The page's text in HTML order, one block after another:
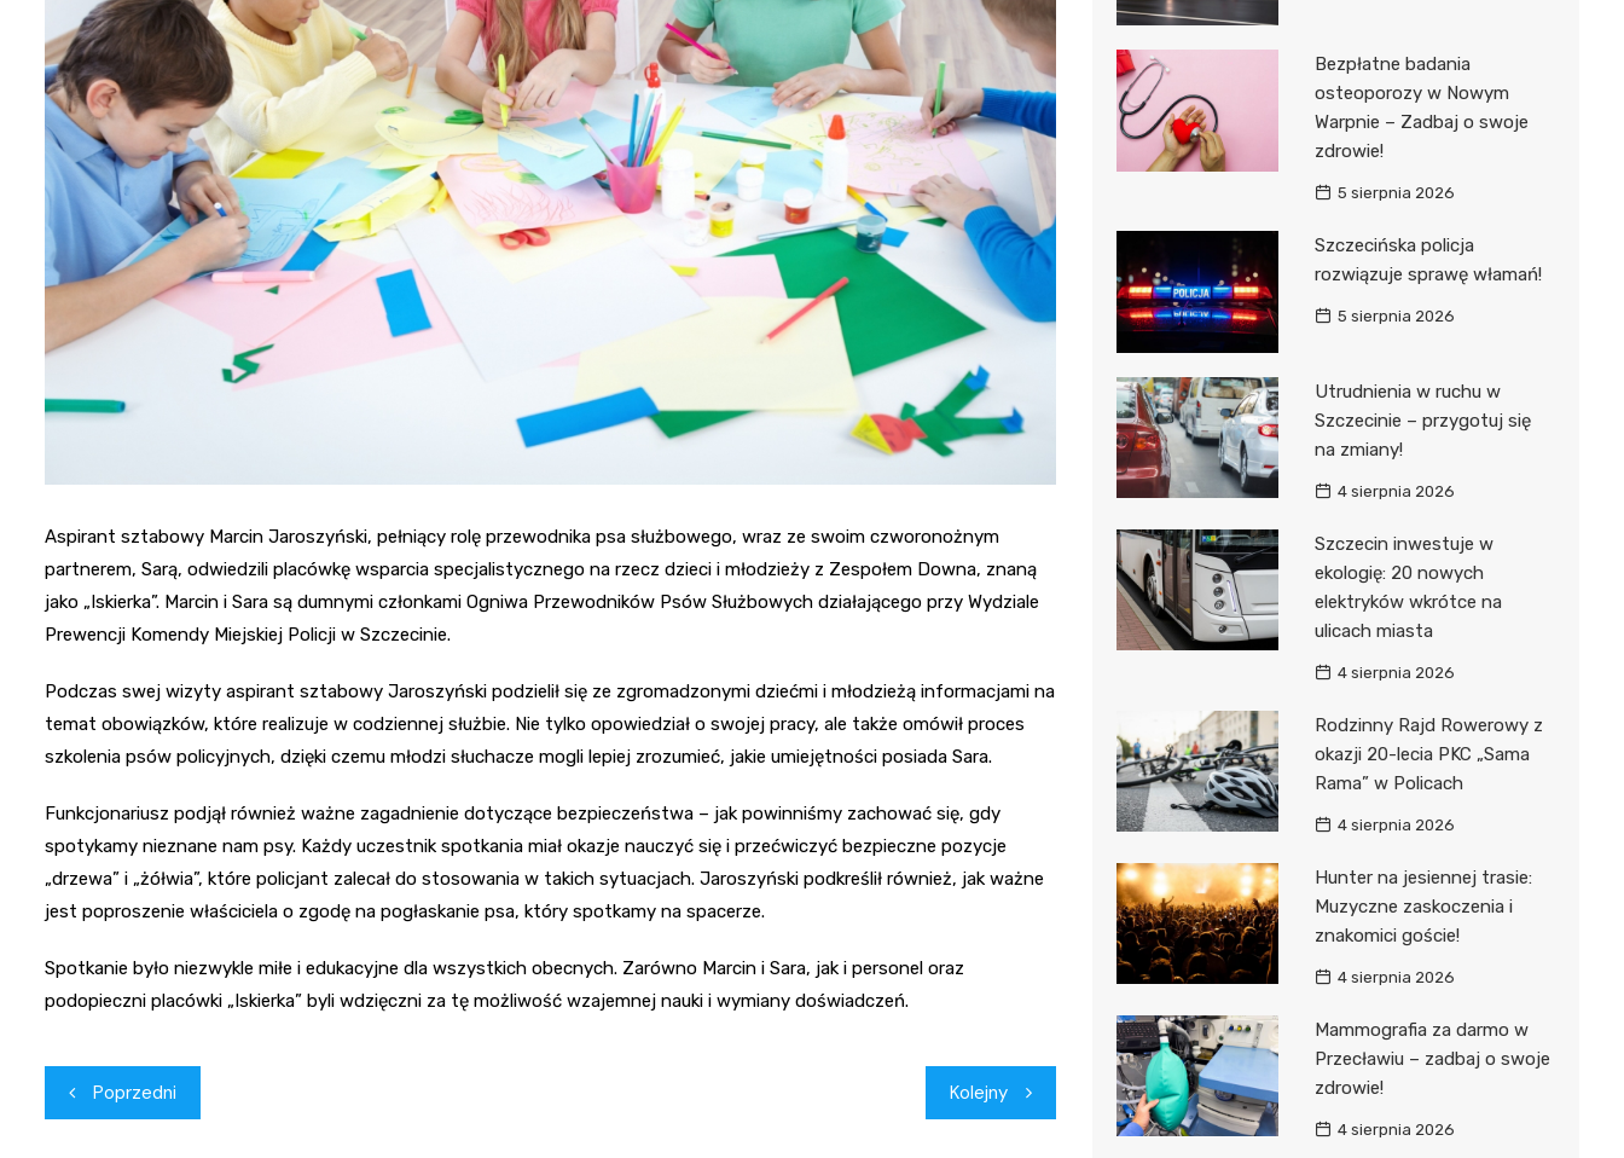
Aspirant sztabowy Marcin Jaroszyński, pełniący rolę przewodnika psa służbowego, wraz ze swoim czworonożnym
partnerem, Sarą, odwiedzili placówkę wsparcia specjalistycznego na rzecz dzieci i młodzieży z Zespołem Downa, znaną
jako „Iskierka”. Marcin i Sara są dumnymi członkami Ogniwa Przewodników Psów Służbowych działającego przy Wydziale
Prewencji Komendy Miejskiej Policji w Szczecinie.
Podczas swej wizyty aspirant sztabowy Jaroszyński podzielił się ze zgromadzonymi dziećmi i młodzieżą informacjami na
temat obowiązków, które realizuje w codziennej służbie. Nie tylko opowiedział o swojej pracy, ale także omówił proces
szkolenia psów policyjnych, dzięki czemu młodzi słuchacze mogli lepiej zrozumieć, jakie umiejętności posiada Sara.
Funkcjonariusz podjął również ważne zagadnienie dotyczące bezpieczeństwa – jak powinniśmy zachować się, gdy
spotykamy nieznane nam psy. Każdy uczestnik spotkania miał okazje nauczyć się i przećwiczyć bezpieczne pozycje
„drzewa” i „żółwia”, które policjant zalecał do stosowania w takich sytuacjach. Jaroszyński podkreślił również, jak ważne
jest poproszenie właściciela o zgodę na pogłaskanie psa, który spotkamy na spacerze.
Spotkanie było niezwykle miłe i edukacyjne dla wszystkich obecnych. Zarówno Marcin i Sara, jak i personel oraz
podopieczni placówki „Iskierka” byli wdzięczni za tę możliwość wzajemnej nauki i wymiany doświadczeń.
Nawigacja
wpisu
Poprzedni Kolejny
Bezpłatne badania
osteoporozy w Nowym
Warpnie – Zadbaj o swoje
zdrowie!
5 sierpnia 2026
Szczecińska policja
rozwiązuje sprawę włamań!
5 sierpnia 2026
Utrudnienia w ruchu w
Szczecinie – przygotuj się
na zmiany!
4 sierpnia 2026
Szczecin inwestuje w
ekologię: 20 nowych
elektryków wkrótce na
ulicach miasta
4 sierpnia 2026
Rodzinny Rajd Rowerowy z
okazji 20-lecia PKC „Sama
Rama” w Policach
4 sierpnia 2026
Hunter na jesiennej trasie:
Muzyczne zaskoczenia i
znakomici goście!
4 sierpnia 2026
Mammografia za darmo w
Przecławiu – zadbaj o swoje
zdrowie!
4 sierpnia 2026